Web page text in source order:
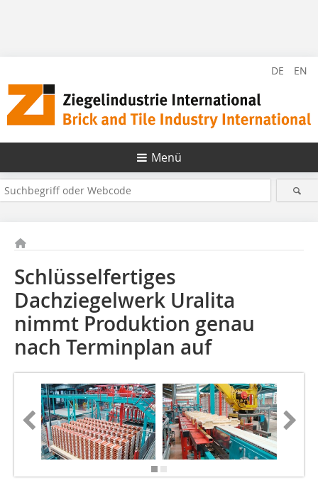
DE EN
Menü
Schlüsselfertiges
Dachziegelwerk Uralita
nimmt Produktion genau
nach Terminplan auf